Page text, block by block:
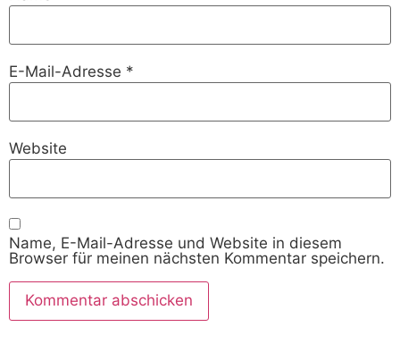
E-Mail-Adresse *
Website
Name, E-Mail-Adresse und Website in diesem
Browser für meinen nächsten Kommentar speichern.